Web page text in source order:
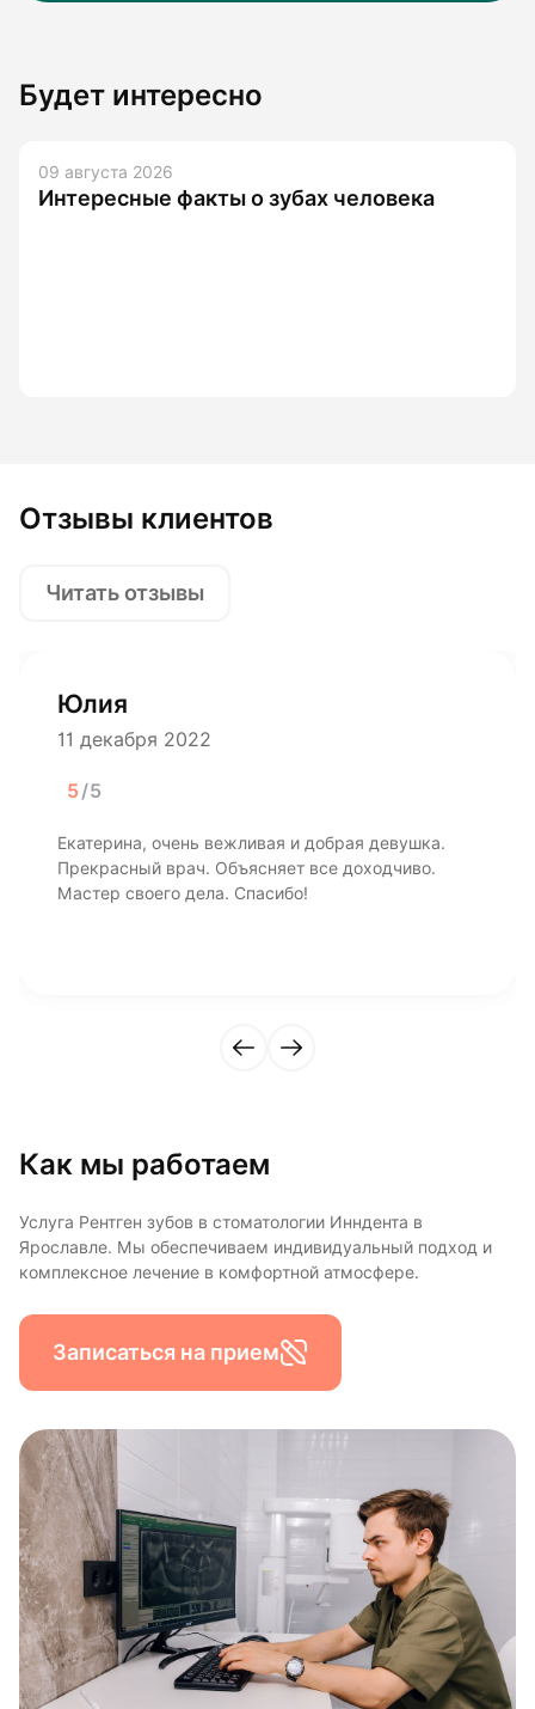
Будет интересно
09 августа 2026
Интересные факты о зубах человека
Отзывы клиентов
Читать отзывы
Юлия
11 декабря 2022
5/5
Екатерина, очень вежливая и добрая девушка.
Прекрасный врач. Объясняет все доходчиво.
Мастер своего дела. Спасибо!
Как мы работаем
Услуга Рентген зубов в стоматологии Инндента в
Ярославле. Мы обеспечиваем индивидуальный подход и
комплексное лечение в комфортной атмосфере.
Записаться на прием